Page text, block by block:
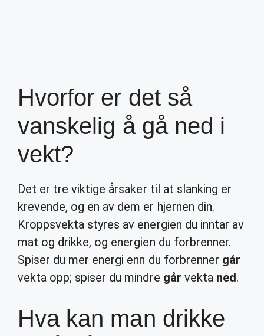
Hvorfor er det så
vanskelig å gå ned i
vekt?
Det er tre viktige årsaker til at slanking er
krevende, og en av dem er hjernen din.
Kroppsvekta styres av energien du inntar av
mat og drikke, og energien du forbrenner.
Spiser du mer energi enn du forbrenner går
vekta opp; spiser du mindre går vekta ned.
Hva kan man drikke